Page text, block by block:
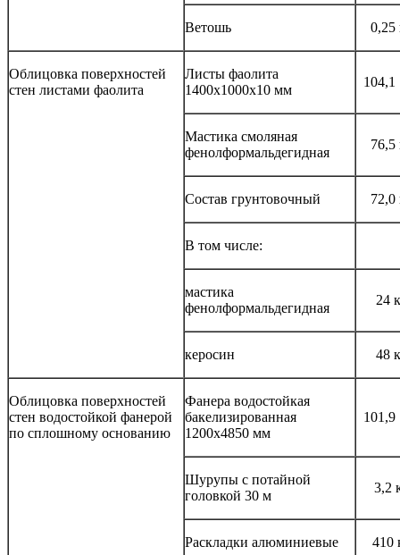
Ветошь 0,25
Облицовка поверхностей
стен листами фаолита
Листы фаолита
1400x1000x10 мм
Мастика смоляная
фенолформальдегидная
76,5
Состав грунтовочный 72,0
В том числе:
мастика
фенолформальдегидная
24
керосин 48
Облицовка поверхностей
стен водостойкой фанерой
по сплошному основанию
Фанера водостойкая
бакелизированная
1200x4850 мм
Шурупы с потайной
головкой 30 м
3,2
Раскладки алюминиевые 410